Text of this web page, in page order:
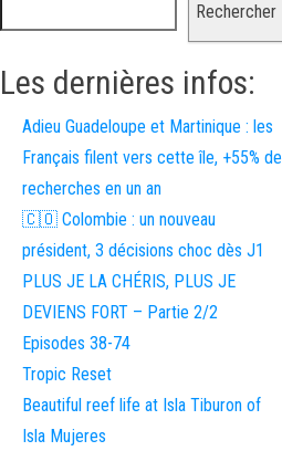
Rechercher
Les dernières infos:
Adieu Guadeloupe et Martinique : les
Français filent vers cette île, +55% de
recherches en un an
🇨🇴 Colombie : un nouveau
président, 3 décisions choc dès J1
PLUS JE LA CHÉRIS, PLUS JE
DEVIENS FORT – Partie 2/2
Episodes 38-74
Tropic Reset
Beautiful reef life at Isla Tiburon of
Isla Mujeres